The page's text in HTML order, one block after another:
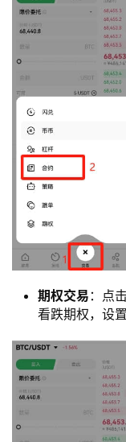
期权交易 ：点
看跌期权，设